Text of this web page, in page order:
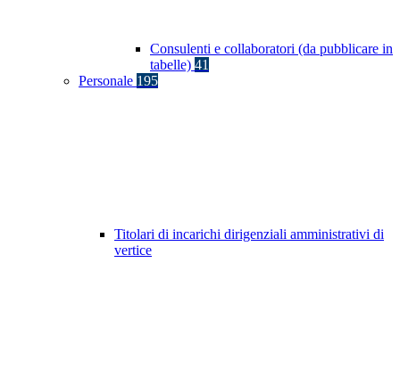
Consulenti e collaboratori (da pubblicare in
tabelle) 41
Personale 195
Titolari di incarichi dirigenziali amministrativi di
vertice